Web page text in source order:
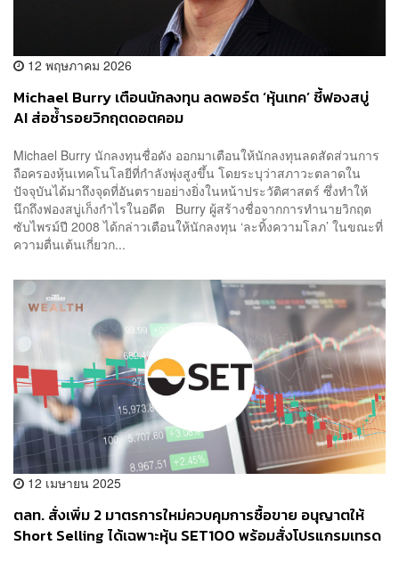
12 พฤษภาคม 2026
Michael Burry เตือนนักลงทุน ลดพอร์ต ‘หุ้นเทค’ ชี้ฟองสบู่
AI ส่อซ้ำรอยวิกฤตดอตคอม
Michael Burry นักลงทุนชื่อดัง ออกมาเตือนให้นักลงทุนลดสัดส่วนการ
ถือครองหุ้นเทคโนโลยีที่กำลังพุ่งสูงขึ้น โดยระบุว่าสภาวะตลาดใน
ปัจจุบันได้มาถึงจุดที่อันตรายอย่างยิ่งในหน้าประวัติศาสตร์ ซึ่งทำให้
นึกถึงฟองสบู่เก็งกำไรในอดีต Burry ผู้สร้างชื่อจากการทำนายวิกฤต
ซับไพรม์ปี 2008 ได้กล่าวเตือนให้นักลงทุน ‘ละทิ้งความโลภ’ ในขณะที่
ความตื่นเต้นเกี่ยวก...
12 เมษายน 2025
ตลท. สั่งเพิ่ม 2 มาตรการใหม่ควบคุมการซื้อขาย อนุญาตให้
Short Selling ได้เฉพาะหุ้น SET100 พร้อมสั่งโปรแกรมเทรด